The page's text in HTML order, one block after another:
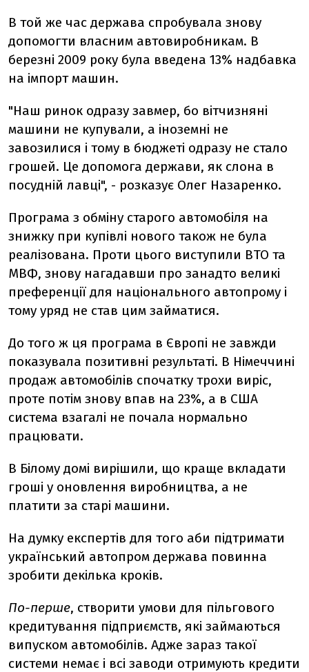
В той же час держава спробувала знову
допомогти власним автовиробникам. В
березні 2009 року була введена 13% надбавка
на імпорт машин.
"Наш ринок одразу завмер, бо вітчизняні
машини не купували, а іноземні не
завозилися і тому в бюджеті одразу не стало
грошей. Це допомога держави, як слона в
посудній лавці", - розказує Олег Назаренко.
Програма з обміну старого автомобіля на
знижку при купівлі нового також не була
реалізована. Проти цього виступили ВТО та
МВФ, знову нагадавши про занадто великі
преференції для національного автопрому і
тому уряд не став цим займатися.
До того ж ця програма в Європі не завжди
показувала позитивні результаті. В Німеччині
продаж автомобілів спочатку трохи виріс,
проте потім знову впав на 23%, а в США
система взагалі не почала нормально
працювати.
В Білому домі вирішили, що краще вкладати
гроші у оновлення виробництва, а не
платити за старі машини.
На думку експертів для того аби підтримати
український автопром держава повинна
зробити декілька кроків.
По-перше, створити умови для пільгового
кредитування підприємств, які займаються
випуском автомобілів. Адже зараз такої
системи немає і всі заводи отримують кредити